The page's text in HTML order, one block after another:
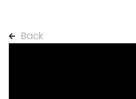
Back